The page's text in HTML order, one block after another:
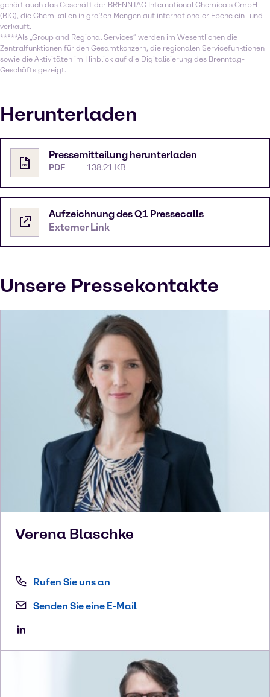
gehört auch das Geschäft der BRENNTAG International Chemicals GmbH
(BIC), die Chemikalien in großen Mengen auf internationaler Ebene ein- und
verkauft.
*****Als „Group and Regional Services“ werden im Wesentlichen die
Zentralfunktionen für den Gesamtkonzern, die regionalen Servicefunktionen
sowie die Aktivitäten im Hinblick auf die Digitalisierung des Brenntag-
Geschäfts gezeigt.
Herunterladen
Pressemitteilung herunterladen
PDF 138.21 KB
Aufzeichnung des Q1 Pressecalls
Externer Link
Unsere Pressekontakte
Verena Blaschke
Rufen Sie uns an
Senden Sie eine E-Mail